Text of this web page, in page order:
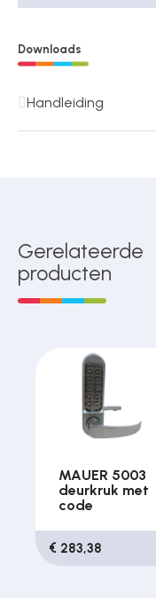
Downloads
Handleiding
Gerelateerde
producten
MAUER 5003
deurkruk met
code
€ 283,38